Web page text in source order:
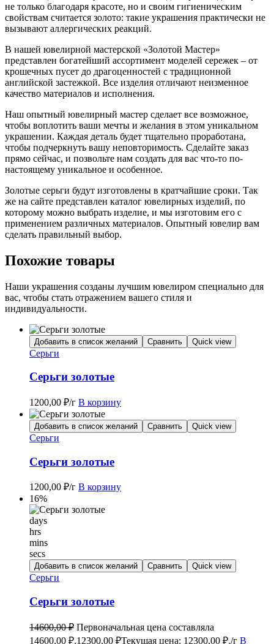
не только благодаря красоте, но и своим гигиеническим
свойствам считается золото: такие украшения практически не
вызывают аллергических реакций.
В нашей ювелирной мастерской «Золотой Мастер»
представлен богатейший ассортимент моделей сережек – от
крошечных пусет до драгоценностей с традиционной
английской застежкой. Все изделия отличают неизменное
качество материалов и исполнения.
Наш опытный ювелирный мастер сделает все возможное,
чтобы воплотить ваши мечты и желания в этом уникальном
украшении. Каждая деталь будет тщательно проработана,
чтобы подчеркнуть вашу неповторимость. Сделайте заказ
прямо сейчас, и позвольте нам создать для вас что-то по-
настоящему уникальное и особенное.
Золотые серьги будут изготовлены в кратчайшие сроки. Так
же на сайте представлен каталог ювелирных изделий, по
которому можно выбрать изделие, и мы изготовим его с
применением различных материалов. Опытный ювелир вам
сделать правильный выбор.
Похожие товары
Наши украшения созданы лучшим ювелиром специально для
вас, чтобы стать отражением вашего стиля и
индивидуальности.
Добавить в список желаний Сравнить Quick view
Серьги
Серьги золотые
1200,00 ₽/г В корзину
Добавить в список желаний Сравнить Quick view
Серьги
Серьги золотые
1200,00 ₽/г В корзину
16%
days
hrs
mins
secs
Добавить в список желаний Сравнить Quick view
Серьги
Серьги золотые
14600,00₽ Первоначальная цена составляла
14600,00 ₽.12300,00 ₽Текущая цена: 12300,00 ₽./г В